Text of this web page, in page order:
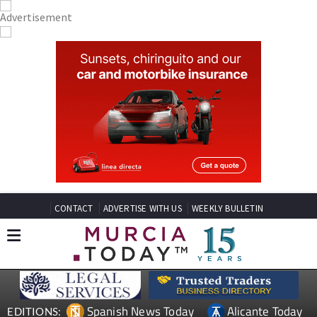
CONTACT ADVERTISE WITH US WEEKLY BULLETIN
EDITIONS: Spanish News Today Alicante Today